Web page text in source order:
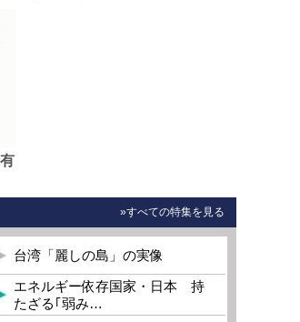
»すべての特集を見る
台湾「麗しの島」の実像
エネルギー依存国家・日本 持
たざる｢弱み…